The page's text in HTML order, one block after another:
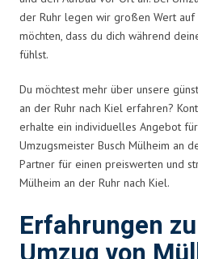
der Ruhr legen wir großen Wert auf
möchten, dass du dich während
fühlst.
Du möchtest mehr über unsere
an der Ruhr nach Kiel erfahren?
erhalte ein individuelles Angebot
Umzugsmeister Busch Mülheim an
Partner für einen preiswerten und
Mülheim an der Ruhr nach Kiel.
Erfahrungen